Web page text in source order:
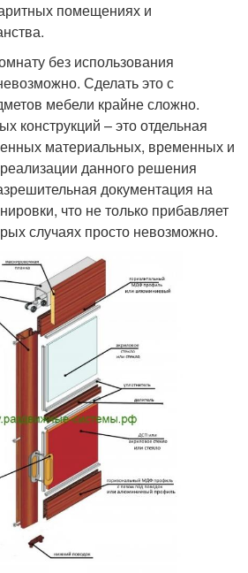
помещениях и
без использования
Сделать это с
мебели крайне сложно.
конструкций – это отдельная
материальных, временных и
данного решения
документация на
что не только прибавляет
случаях просто невозможно.